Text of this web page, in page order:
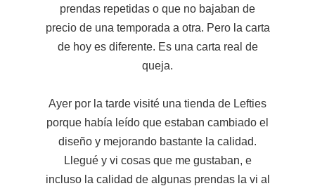
prendas repetidas o que no bajaban de
precio de una temporada a otra. Pero la carta
de hoy es diferente. Es una carta real de
queja.
Ayer por la tarde visité una tienda de Lefties
porque había leído que estaban cambiado el
diseño y mejorando bastante la calidad.
Llegué y vi cosas que me gustaban, e
incluso la calidad de algunas prendas la vi al